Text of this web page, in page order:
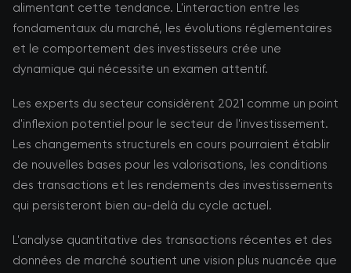
alimentant cette tendance. L'interaction entre les
fondamentaux du marché, les évolutions réglementaires
et le comportement des investisseurs crée une
dynamique qui nécessite un examen attentif.
Les experts du secteur considèrent 2021 comme un point
d'inflexion potentiel pour le secteur de l'investissement.
Les changements structurels en cours pourraient établir
de nouvelles bases pour les valorisations, les conditions
des transactions et les rendements des investissements
qui persisteront bien au-delà du cycle actuel.
L'analyse quantitative des transactions récentes et des
données de marché soutient une vision plus nuancée que